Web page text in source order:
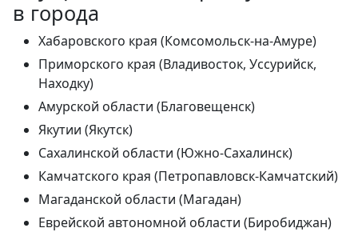
в города
Хабаровского края (Комсомольск-на-Амуре)
Приморского края (Владивосток, Уссурийск,
Находку)
Амурской области (Благовещенск)
Якутии (Якутск)
Сахалинской области (Южно-Сахалинск)
Камчатского края (Петропавловск-Камчатский)
Магаданской области (Магадан)
Еврейской автономной области (Биробиджан)